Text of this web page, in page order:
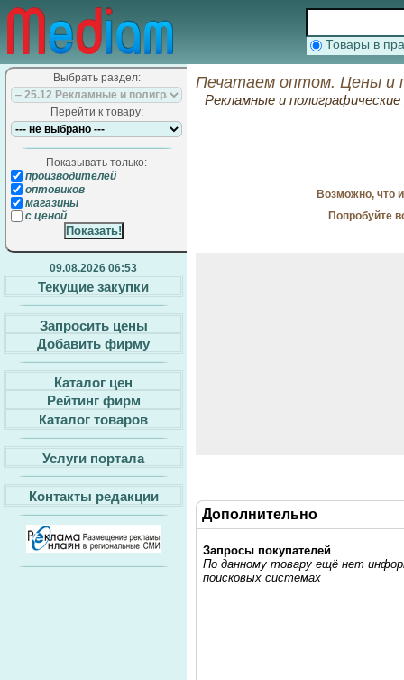
Товары в
Выбрать раздел:
Перейти к товару:
Показывать только:
производителей
оптовиков
магазины
с ценой
09.08.2026 06:53
Текущие закупки
Запросить цены
Добавить фирму
Каталог цен
Рейтинг фирм
Каталог товаров
Услуги портала
Контакты редакции
Печатаем оптом. Цены и
Рекламные и полиграфические
Возможно, что
Попробуйте
Дополнительно
Запросы покупателей
По данному товару ещё нет
поисковых системах